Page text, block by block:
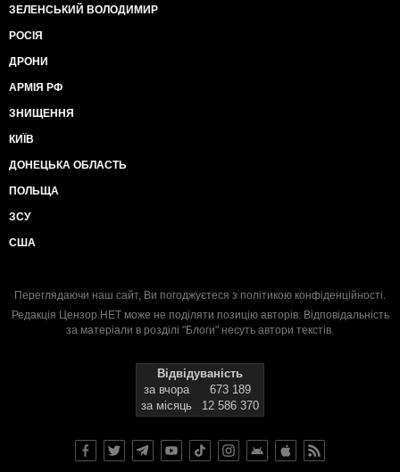
ЗЕЛЕНСЬКИЙ ВОЛОДИМИР
РОСІЯ
ДРОНИ
АРМІЯ РФ
ЗНИЩЕННЯ
КИЇВ
ДОНЕЦЬКА ОБЛАСТЬ
ПОЛЬЩА
ЗСУ
США
Переглядаючи наш сайт, Ви погоджуєтеся з політикою конфіденційності.
Редакція Цензор.НЕТ може не поділяти позицію авторів. Відповідальність
за матеріали в розділі "Блоги" несуть автори текстів.
Відвідуваність
за вчора
673 189
за місяць
12 586 370